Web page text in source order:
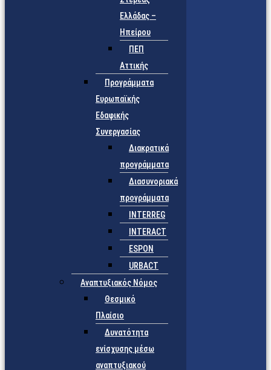
Ελλάδας –
Ηπείρου
ΠΕΠ
Αττικής
Προγράμματα
Ευρωπαϊκής
Εδαφικής
Συνεργασίας
Διακρατικά
προγράμματα
Διασυνοριακά
προγράμματα
INTERREG
INTERACT
ESPON
URBACT
Αναπτυξιακός Νόμος
Θεσμικό
Πλαίσιο
Δυνατότητα
ενίσχυσης μέσω
αναπτυξιακού